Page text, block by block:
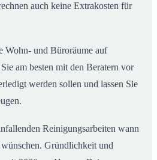
auch keine Extrakosten für
Wohn- und Büroräume auf
am besten mit den Beratern vor
werden sollen und lassen Sie
Reinigungsarbeiten wann
Gründlichkeit und